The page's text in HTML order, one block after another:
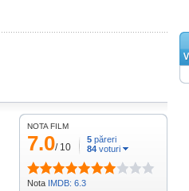
NOTA FILM
7.0/ 10
5 păreri
84 voturi
Nota IMDB: 6.3